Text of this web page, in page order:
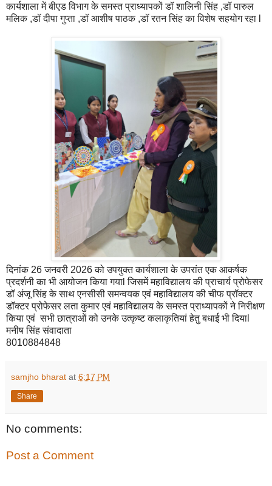
कार्यशाला में बीएड विभाग के समस्त प्राध्यापकों डॉ शालिनी सिंह ,डॉ पारुल
मलिक ,डॉ दीपा गुप्ता ,डॉ आशीष पाठक ,डॉ रतन सिंह का विशेष सहयोग रहा l
दिनांक 26 जनवरी 2026 को उपयुक्त कार्यशाला के उपरांत एक आकर्षक
प्रदर्शनी का भी आयोजन किया गयाl जिसमें महाविद्यालय की प्राचार्य प्रोफेसर
डॉ अंजू सिंह के साथ एनसीसी समन्वयक एवं महाविद्यालय की चीफ प्रॉक्टर
डॉक्टर प्रोफेसर लता कुमार एवं महाविद्यालय के समस्त प्राध्यापकों ने निरीक्षण
किया एवं सभी छात्राओं को उनके उत्कृष्ट कलाकृतियां हेतु बधाई भी दियाl
मनीष सिंह संवादाता
8010884848
samjho bharat at 6:17 PM
Share
No comments:
Post a Comment